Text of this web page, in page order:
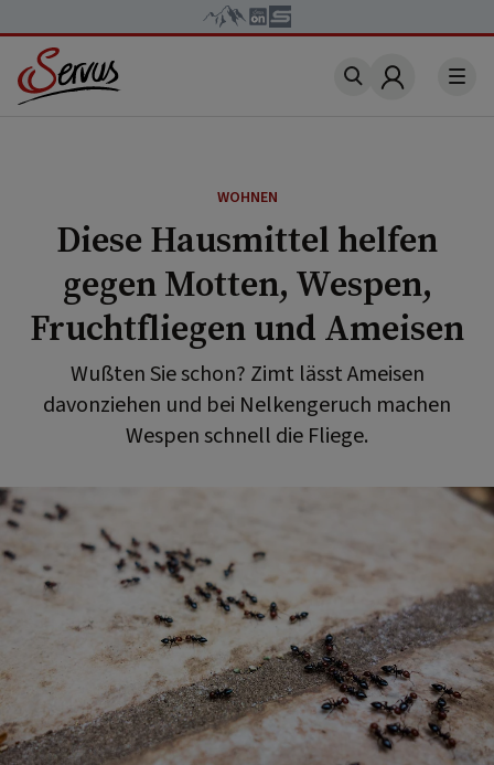
Account
WOHNEN
Diese Hausmittel helfen
gegen Motten, Wespen,
Fruchtfliegen und Ameisen
Wußten Sie schon? Zimt lässt Ameisen
davonziehen und bei Nelkengeruch machen
Wespen schnell die Fliege.